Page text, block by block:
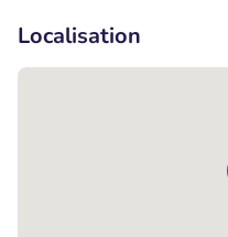
Localisation